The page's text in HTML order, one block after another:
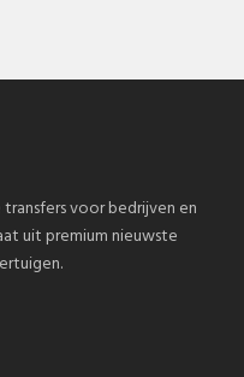
voor bedrijven en
uit premium nieuwste